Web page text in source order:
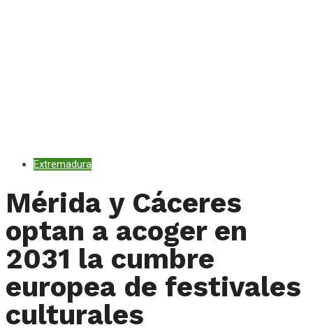
Extremadura
Mérida y Cáceres
optan a acoger en
2031 la cumbre
europea de festivales
culturales